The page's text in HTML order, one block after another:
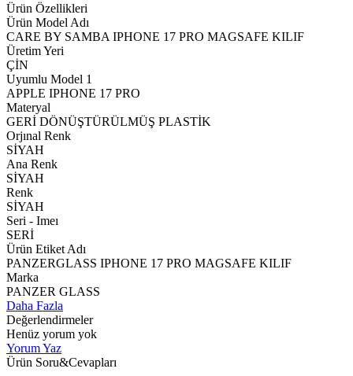
Ürün Özellikleri
Ürün Model Adı
CARE BY SAMBA IPHONE 17 PRO MAGSAFE KILIF
Üretim Yeri
ÇİN
Uyumlu Model 1
APPLE IPHONE 17 PRO
Materyal
GERİ DÖNÜŞTÜRÜLMÜŞ PLASTİK
Orjınal Renk
SİYAH
Ana Renk
SİYAH
Renk
SİYAH
Seri - Imeı
SERİ
Ürün Etiket Adı
PANZERGLASS IPHONE 17 PRO MAGSAFE KILIF
Marka
PANZER GLASS
Daha Fazla
Değerlendirmeler
Henüz yorum yok
Yorum Yaz
Ürün Soru&Cevapları